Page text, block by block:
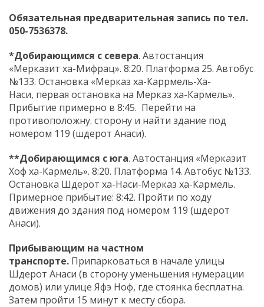
Обязательная предварительная запись по тел.
050-7536378.
*Добирающимся с севера. Автостанция
«Мерказит ха-Мифрац». 8:20. Платформа 25. Автобус
№133. Остановка «Мерказ ха-Каррмель-Ха-
Наси, первая остановка на Мерказ ха-Кармель».
Прибытие примерно в 8:45. Перейти на
противоположну. сторону и найти здание под
номером 119 (шдерот Анаси).
**Добирающимся с юга. Автостанция «Мерказит
Хоф ха-Кармель». 8:20. Платформа 14. Автобус №133.
Остановка Шдерот ха-Наси-Мерказ ха-Кармель.
Примерное прибытие: 8:42. Пройти по ходу
движения до здания под номером 119 (шдерот
Анаси).
Прибывающим на частном
транспорте. Припарковаться в начале улицы
Шдерот Анаси (в сторону уменьшения нумерации
домов) или улице Яфэ Ноф, где стоянка бесплатна.
Затем пройти 15 минут к месту сбора.